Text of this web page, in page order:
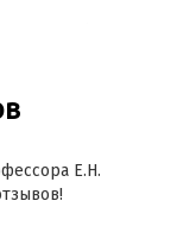
Е.Н.